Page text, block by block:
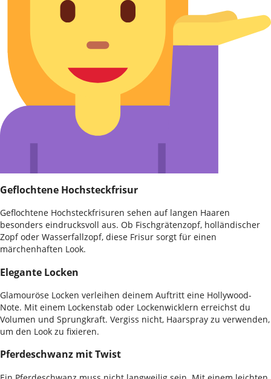
Geflochtene Hochsteckfrisur
Geflochtene Hochsteckfrisuren sehen auf langen Haaren
besonders eindrucksvoll aus. Ob Fischgrätenzopf, holländischer
Zopf oder Wasserfallzopf, diese Frisur sorgt für einen
märchenhaften Look.
Elegante Locken
Glamouröse Locken verleihen deinem Auftritt eine Hollywood-
Note. Mit einem Lockenstab oder Lockenwicklern erreichst du
Volumen und Sprungkraft. Vergiss nicht, Haarspray zu verwenden,
um den Look zu fixieren.
Pferdeschwanz mit Twist